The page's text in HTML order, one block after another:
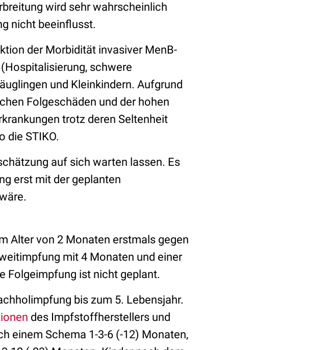
wird sehr wahrscheinlich
nicht beeinflusst.
der Morbidität invasiver MenB-
schwere
und Kleinkindern. Aufgrund
Folgeschäden und der hohen
trotz deren Seltenheit
die STIKO.
auf sich warten lassen. Es
erst mit der geplanten
Alter von 2 Monaten erstmals gegen
mit 4 Monaten und einer
Folgeimpfung ist nicht geplant.
bis zum 5. Lebensjahr.
des Impfstoffherstellers und
einem Schema 1-3-6 (-12) Monaten,